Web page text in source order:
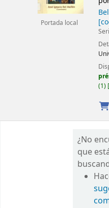
Portada local
(1)
¿No
que